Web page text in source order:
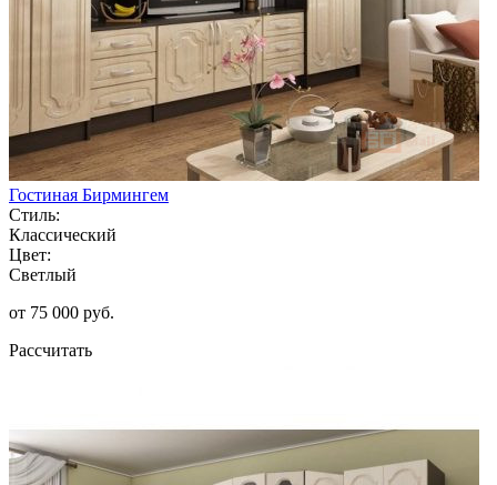
Гостиная Бирмингем
Стиль:
Классический
Цвет:
Светлый
от 75 000 руб.
Рассчитать